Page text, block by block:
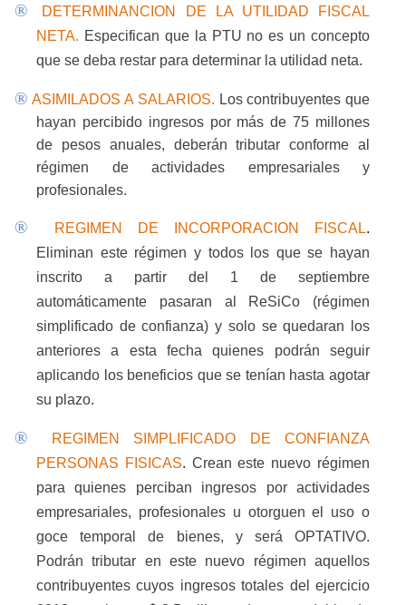
®
DETERMINANCION DE LA UTILIDAD FISCAL
NETA. Especifican que la PTU no es un concepto
que se deba restar para determinar la utilidad neta.
® ASIMILADOS A SALARIOS. Los contribuyentes que
hayan percibido ingresos por más de 75 millones
de pesos anuales, deberán tributar conforme al
régimen de actividades empresariales y
profesionales.
® REGIMEN DE INCORPORACION FISCAL.
Eliminan este régimen y todos los que se hayan
inscrito a partir del 1 de septiembre
automáticamente pasaran al ReSiCo (régimen
simplificado de confianza) y solo se quedaran los
anteriores a esta fecha quienes podrán seguir
aplicando los beneficios que se tenían hasta agotar
su plazo.
®
REGIMEN SIMPLIFICADO DE CONFIANZA
PERSONAS FISICAS. Crean este nuevo régimen
para quienes perciban ingresos por actividades
empresariales, profesionales u otorguen el uso o
goce temporal de bienes, y será OPTATIVO.
Podrán tributar en este nuevo régimen aquellos
contribuyentes cuyos ingresos totales del ejercicio